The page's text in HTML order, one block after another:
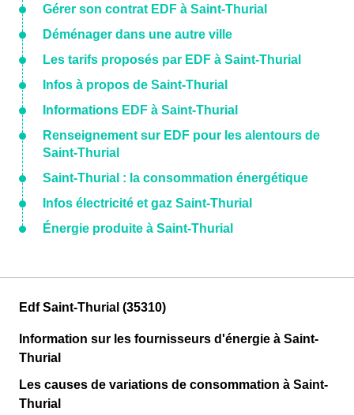
Gérer son contrat EDF à Saint-Thurial
Déménager dans une autre ville
Les tarifs proposés par EDF à Saint-Thurial
Infos à propos de Saint-Thurial
Informations EDF à Saint-Thurial
Renseignement sur EDF pour les alentours de
Saint-Thurial
Saint-Thurial : la consommation énergétique
Infos électricité et gaz Saint-Thurial
Énergie produite à Saint-Thurial
Edf Saint-Thurial (35310)
Information sur les fournisseurs d'énergie à Saint-
Thurial
Les causes de variations de consommation à Saint-
Thurial